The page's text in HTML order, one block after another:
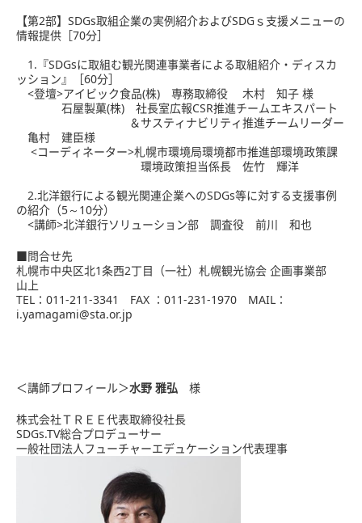
【第2部】SDGs取組企業の実例紹介およびSDGｓ支援メニューの
情報提供［70分］
1.『SDGsに取組む観光関連事業者による取組紹介・ディスカ
ッション』［60分］
<登壇>アイビック食品(株) 専務取締役 木村 知子 様
石屋製菓(株) 社長室広報CSR推進チームエキスパート
＆サスティナビリティ推進チームリーダー
亀村 建臣様
<コーディネーター>札幌市環境局環境都市推進部環境政策課
環境政策担当係長 佐竹 輝洋
2.北洋銀行による観光関連企業へのSDGs等に対する支援事例
の紹介（5～10分）
<講師>北洋銀行ソリューション部 調査役 前川 和也
■問合せ先
札幌市中央区北1条西2丁目（一社）札幌観光協会 企画事業部
山上
TEL：011-211-3341 FAX ：011-231-1970 MAIL：
i.yamagami@sta.or.jp
＜講師プロフィール＞水野 雅弘 様
株式会社ＴＲＥＥ代表取締役社長
SDGs.TV総合プロデューサー
一般社団法人フューチャーエデュケーション代表理事